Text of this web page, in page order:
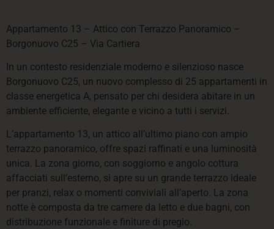
Appartamento 13 – Attico con Terrazzo Panoramico –
Borgonuovo C25 – Via Cartiera
In un contesto residenziale moderno e silenzioso nasce
Borgonuovo C25, un nuovo complesso di 25 appartamenti in
classe energetica A, pensato per chi desidera abitare in un
ambiente efficiente, elegante e vicino a tutti i servizi.
L’appartamento 13, un attico all’ultimo piano con ampio
terrazzo panoramico, offre spazi raffinati e una luminosità
unica. La zona giorno, con soggiorno e angolo cottura
affacciati sull’esterno, si apre su un grande terrazzo ideale
per pranzi, relax o momenti conviviali all’aperto. La zona
notte è composta da tre camere da letto e due bagni, con
distribuzione funzionale e finiture di pregio.